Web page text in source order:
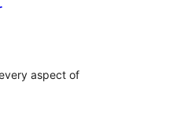
aspect of